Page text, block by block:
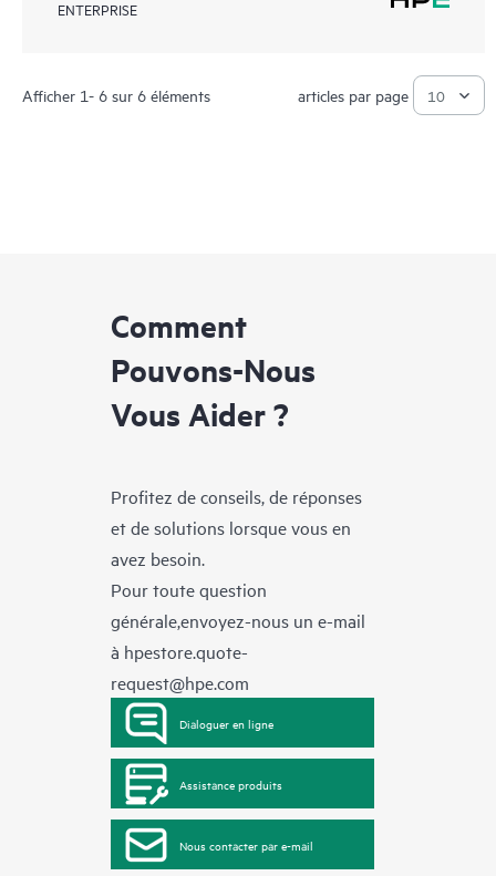
ENTERPRISE
Afficher 1- 6 sur 6 éléments articles par page
Comment
Pouvons-Nous
Vous Aider ?
Profitez de conseils, de réponses
et de solutions lorsque vous en
avez besoin.
Pour toute question
générale,envoyez-nous un e-mail
à hpestore.quote-
request@hpe.com
Dialoguer en ligne
Assistance produits
Nous contacter par e-mail